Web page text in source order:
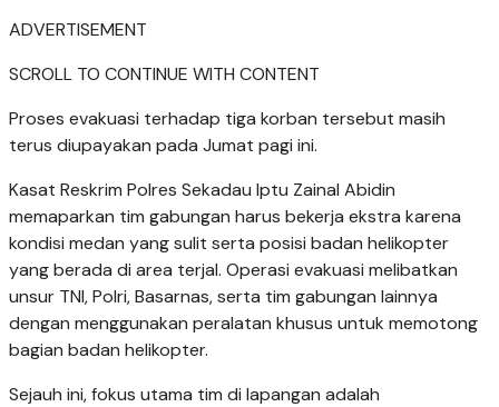
ADVERTISEMENT
SCROLL TO CONTINUE WITH CONTENT
Proses evakuasi terhadap tiga korban tersebut masih
terus diupayakan pada Jumat pagi ini.
Kasat Reskrim Polres Sekadau Iptu Zainal Abidin
memaparkan tim gabungan harus bekerja ekstra karena
kondisi medan yang sulit serta posisi badan helikopter
yang berada di area terjal. Operasi evakuasi melibatkan
unsur TNI, Polri, Basarnas, serta tim gabungan lainnya
dengan menggunakan peralatan khusus untuk memotong
bagian badan helikopter.
Sejauh ini, fokus utama tim di lapangan adalah